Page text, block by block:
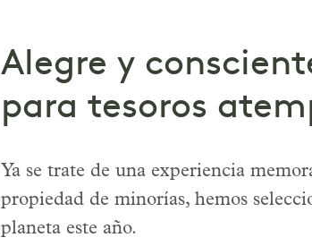
Alegre y
para tesoros
Ya se trate de una experiencia
propiedad de minorías, hemos
planeta este año.